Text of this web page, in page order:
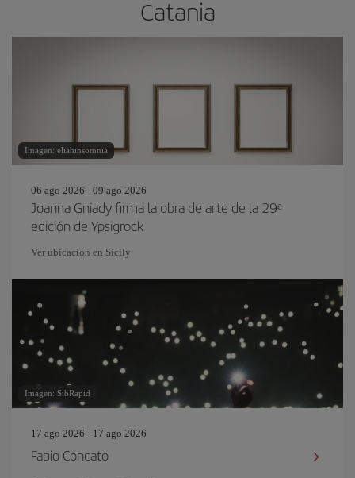
Catania
Imagen: eliahinsomnia
06 ago 2026 - 09 ago 2026
Joanna Gniady firma la obra de arte de la 29ª
edición de Ypsigrock
Ver ubicación en Sicily
Imagen: SibRapid
17 ago 2026 - 17 ago 2026
Fabio Concato